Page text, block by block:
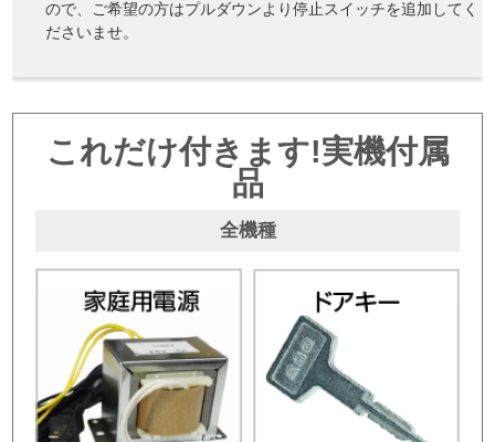
ので、ご希望の方はプルダウンより停止スイッチを追加してく
ださいませ。
これだけ付きます!実機付属
品
全機種